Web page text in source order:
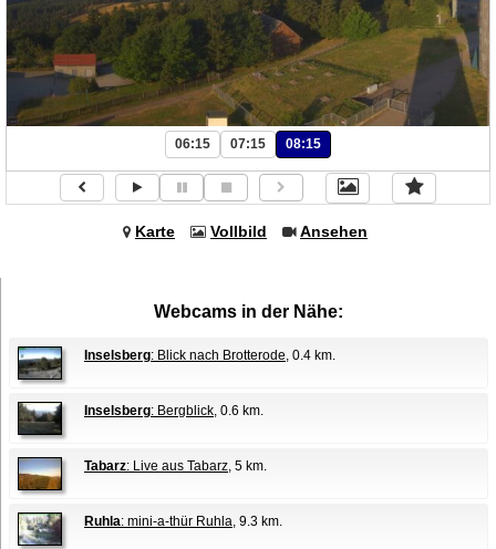
06:15 07:15 08:15
Karte Vollbild Ansehen
Webcams in der Nähe:
Inselsberg: Blick nach Brotterode, 0.4 km.
Inselsberg: Bergblick, 0.6 km.
Tabarz: Live aus Tabarz, 5 km.
Ruhla: mini-a-thür Ruhla, 9.3 km.